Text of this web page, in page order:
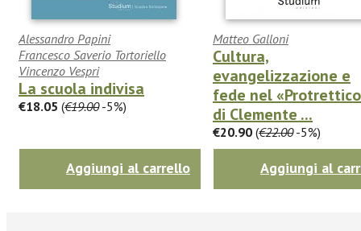
Alessandro Papini
Francesco Saverio Tortoriello
Vincenzo Vespri
La scuola indivisa
€18.05 (€19.00-5%)
Aggiungi al carrello
Matteo Galloni
Cultura,
evangelizzazione e
fede nel
di Clemente ...
€20.90 (€22.00-5%)
Aggiungi al